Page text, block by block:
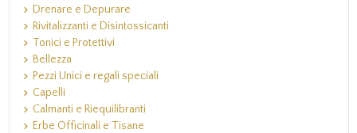
Drenare e Depurare
Rivitalizzanti e Disintossicanti
Tonici e Protettivi
Bellezza
Pezzi Unici e regali speciali
Capelli
Calmanti e Riequilibranti
Erbe Officinali e Tisane